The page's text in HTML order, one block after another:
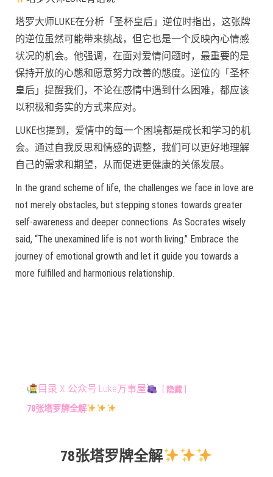
塔罗大师LUKE在分析「圣杯皇后」逆位时指出，这张牌
的逆位虽然可能带来挑战，但它也是一个反映內心情感
状况的机会。他强调，在面对爱情问题时，最重要的是
保持开放的心態和愿意努力改善的態度。逆位的「圣杯
皇后」提醒我们，不论在感情中遇到什么困难，都应该
以积极和务实的方式来应对。
LUKE也提到，爱情中的每一个困境都是成长和学习的机
会。通过自我反思和情感的调整，我们可以更好地理解
自己的需求和期望，从而促进更健康的关係发展。
In the grand scheme of life, the challenges we face in love are
not merely obstacles, but stepping stones towards greater
self-awareness and deeper connections. As Socrates wisely
said, “The unexamined life is not worth living.” Embrace the
journey of emotional growth and let it guide you towards a
more fulfilled and harmonious relationship.
目录 X 公众号:Luke万事屋 隐藏
78张塔罗牌全解
78张塔罗牌全解